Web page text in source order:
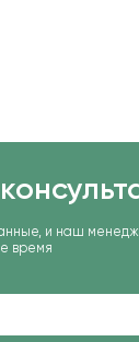
и наш
время